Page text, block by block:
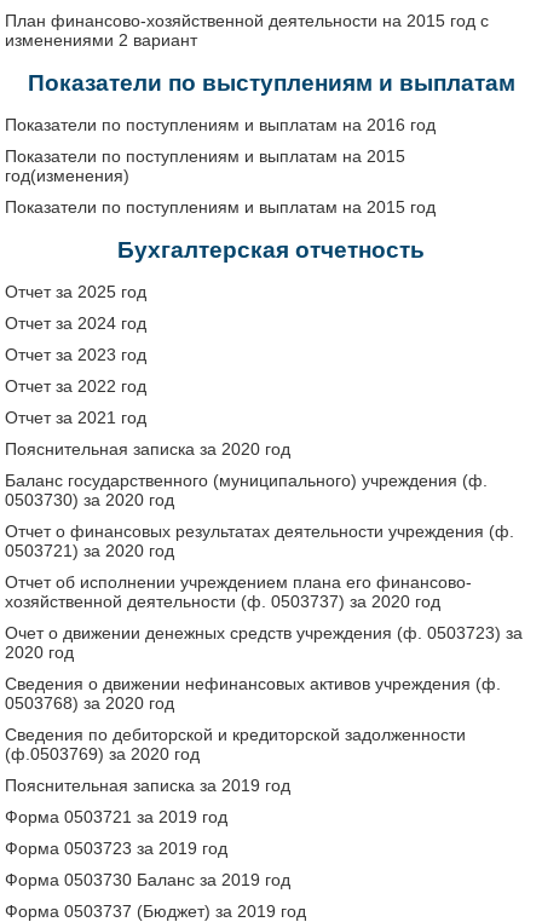
План финансово-хозяйственной деятельности на 2015 год с
изменениями 2 вариант
Показатели по выступлениям и выплатам
Показатели по поступлениям и выплатам на 2016 год
Показатели по поступлениям и выплатам на 2015
год(изменения)
Показатели по поступлениям и выплатам на 2015 год
Бухгалтерская отчетность
Отчет за 2025 год
Отчет за 2024 год
Отчет за 2023 год
Отчет за 2022 год
Отчет за 2021 год
Пояснительная записка за 2020 год
Баланс государственного (муниципального) учреждения (ф.
0503730) за 2020 год
Отчет о финансовых результатах деятельности учреждения (ф.
0503721) за 2020 год
Отчет об исполнении учреждением плана его финансово-
хозяйственной деятельности (ф. 0503737) за 2020 год
Очет о движении денежных средств учреждения (ф. 0503723) за
2020 год
Сведения о движении нефинансовых активов учреждения (ф.
0503768) за 2020 год
Сведения по дебиторской и кредиторской задолженности
(ф.0503769) за 2020 год
Пояснительная записка за 2019 год
Форма 0503721 за 2019 год
Форма 0503723 за 2019 год
Форма 0503730 Баланс за 2019 год
Форма 0503737 (Бюджет) за 2019 год